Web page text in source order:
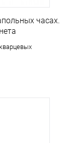
часах.